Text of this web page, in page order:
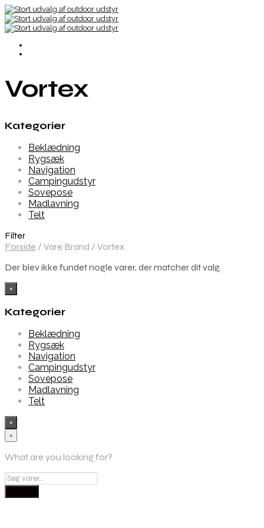
Vortex
Kategorier
Beklædning
Rygsæk
Navigation
Campingudstyr
Sovepose
Madlavning
Telt
Filter
Forside / Vare Brand / Vortex
Der blev ikke fundet nogle varer, der matcher dit valg.
×
Kategorier
Beklædning
Rygsæk
Navigation
Campingudstyr
Sovepose
Madlavning
Telt
×
×
What are you looking for?